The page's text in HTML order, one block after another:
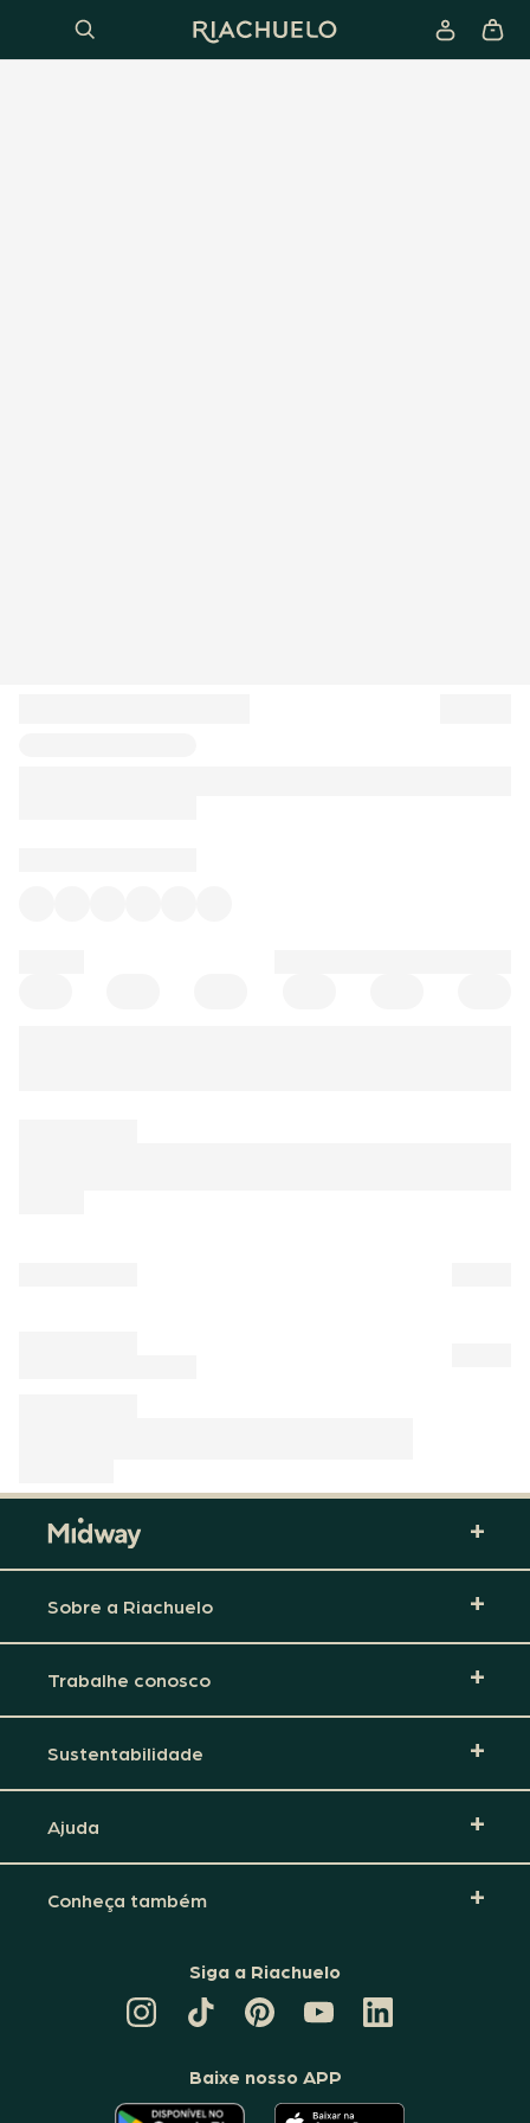
Sobre a Riachuelo
Trabalhe conosco
Sustentabilidade
Ajuda
Conheça também
Siga a Riachuelo
TIKTOK
DA
PINTEREST
DA
CANAL
DA
RIACHUELO
LINKEDIN
DA
Baixe nosso APP
O O